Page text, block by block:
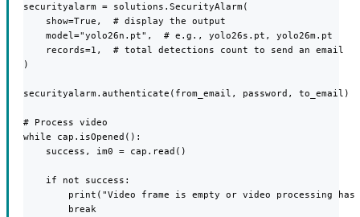
securityalarm = solutions.SecurityAlarm(
    show=True,  # display the output
    model="yolo26n.pt",  # e.g., yolo26s.pt, yolo26m.pt
    records=1,  # total detections count to send an email
)
securityalarm.authenticate(from_email, password,
# Process video
while cap.isOpened():
    success, im0 = cap.read()
    if not success:
print("Video frame is empty or video processing
        break